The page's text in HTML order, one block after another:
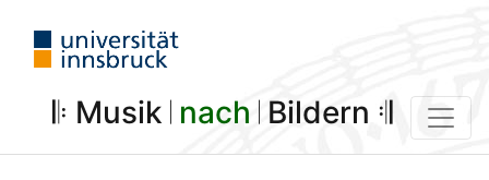
𝄆 Musik 𝄀 nach 𝄀 Bildern 𝄇